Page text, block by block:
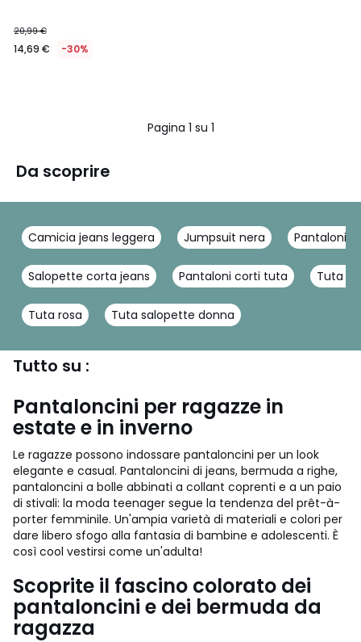
20,99 €
14,69 € -30%
Pagina 1 su 1
Da scoprire
Camicia jeans leggera Jumpsuit nera Pantaloni
Salopette corta jeans Pantaloni corti tuta Tuta
Tuta rosa Tuta salopette donna
Tutto su :
Pantaloncini per ragazze in
estate e in inverno
Le ragazze possono indossare pantaloncini per un look
elegante e casual. Pantaloncini di jeans, bermuda a righe,
pantaloncini a bolle abbinati a collant coprenti e a un paio
di stivali: la moda teenager segue la tendenza del prêt-à-
porter femminile. Un'ampia varietà di materiali e colori per
dare libero sfogo alla fantasia di bambine e adolescenti. È
così cool vestirsi come un'adulta!
Scoprite il fascino colorato dei
pantaloncini e dei bermuda da
ragazza